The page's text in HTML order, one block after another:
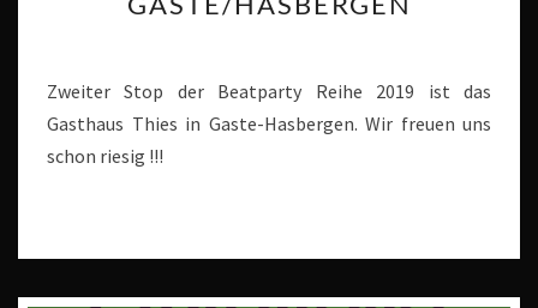
–
Zweiter Stop der Beatparty Reihe 2019 ist das
Gasthaus Thies in Gaste-Hasbergen. Wir freuen uns
schon riesig !!!